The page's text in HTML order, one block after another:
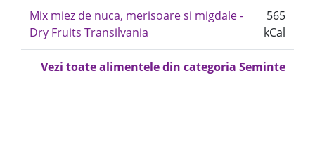
Mix miez de nuca, merisoare si migdale -
Dry Fruits Transilvania
565
kCal
Vezi toate alimentele din categoria Seminte